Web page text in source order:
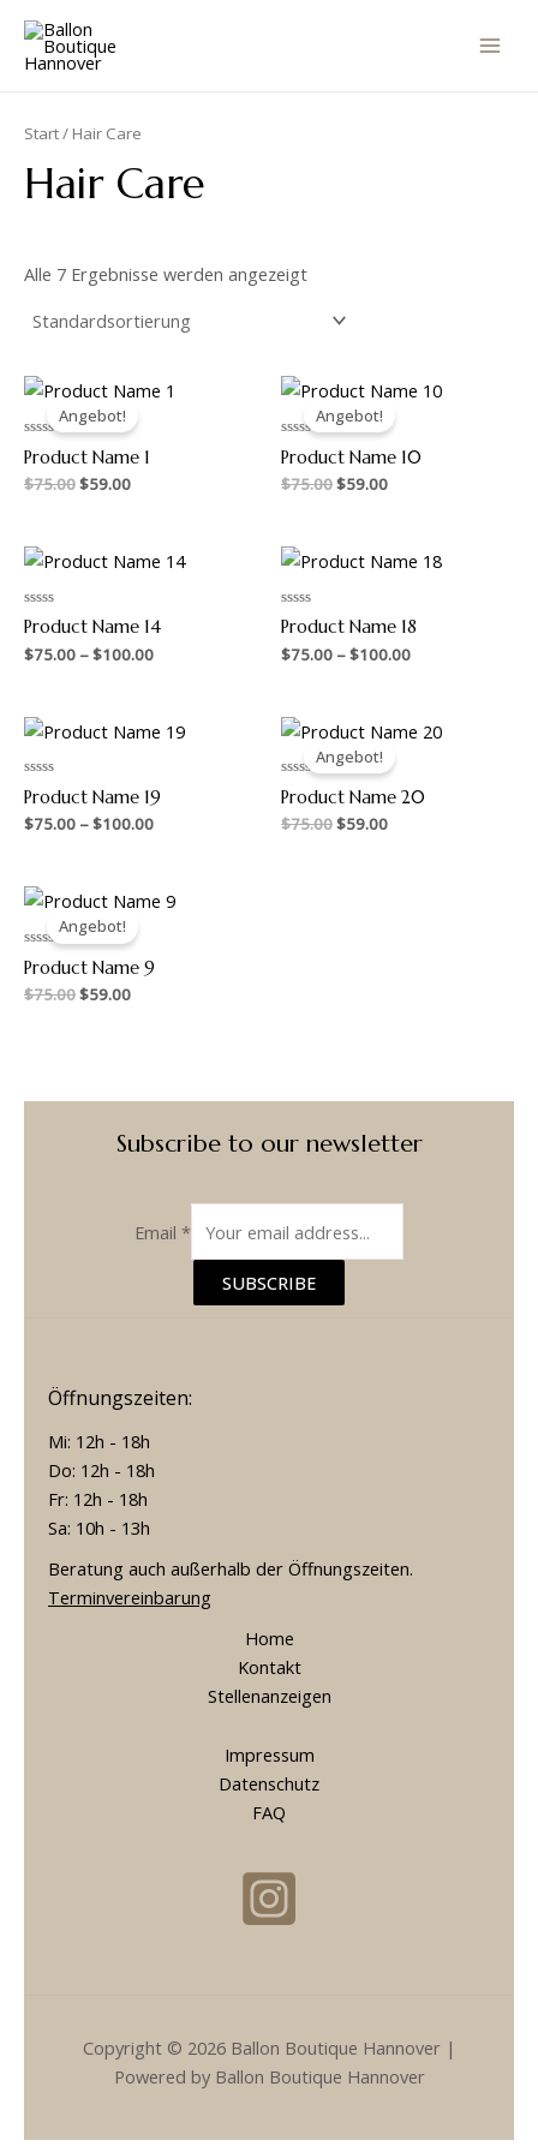
Inhalt
springen
Start/ Hair Care
Hair Care
Alle 7 Ergebnisse werden angezeigt
Angebot!
Bewertet
mit
0
von
Product Name 1
$75.00
Ursprünglicher
Preis
war:
$75.00
$59.00
Aktueller
Preis
ist:
$59.00.
Angebot!
Bewertet
mit
0
von
Product Name 10
$75.00
Ursprünglicher
Preis
war:
$75.00
$59.00
Aktueller
Preis
ist:
$59.00.
Bewertet
mit
0
von
Product Name 14
$75.00 –$100.00
Preisspanne:
$75.00
$100.00
Bewertet
mit
0
von
Product Name 18
$75.00 –$100.00
Preisspanne:
$75.00
$100.00
Bewertet
mit
0
von
Product Name 19
$75.00 –$100.00
Preisspanne:
$75.00
$100.00
Angebot!
Bewertet
mit
0
von
Product Name 20
$75.00
Ursprünglicher
Preis
war:
$75.00
$59.00
Aktueller
Preis
ist:
$59.00.
Angebot!
Bewertet
mit
0
von
Product Name 9
$75.00
Ursprünglicher
Preis
war:
$75.00
$59.00
Aktueller
ist:
$59.00.
Subscribe to our newsletter
Email *
SUBSCRIBE
Öffnungszeiten:
Mi: 12h - 18h
Do: 12h - 18h
Fr: 12h - 18h
Sa: 10h - 13h
Beratung auch außerhalb der Öffnungszeiten.
Terminvereinbarung
Home
Kontakt
Stellenanzeigen
Impressum
Datenschutz
FAQ
Copyright © 2026 Ballon Boutique Hannover |
Powered by Ballon Boutique Hannover